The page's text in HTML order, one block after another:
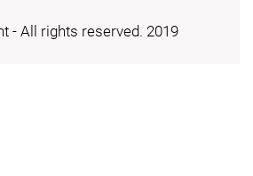
- All rights reserved. 2019